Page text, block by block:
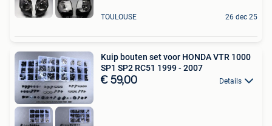
TOULOUSE 26 dec 25
Kuip bouten set voor HONDA VTR 1000
SP1 SP2 RC51 1999 - 2007
€ 59,00 Details